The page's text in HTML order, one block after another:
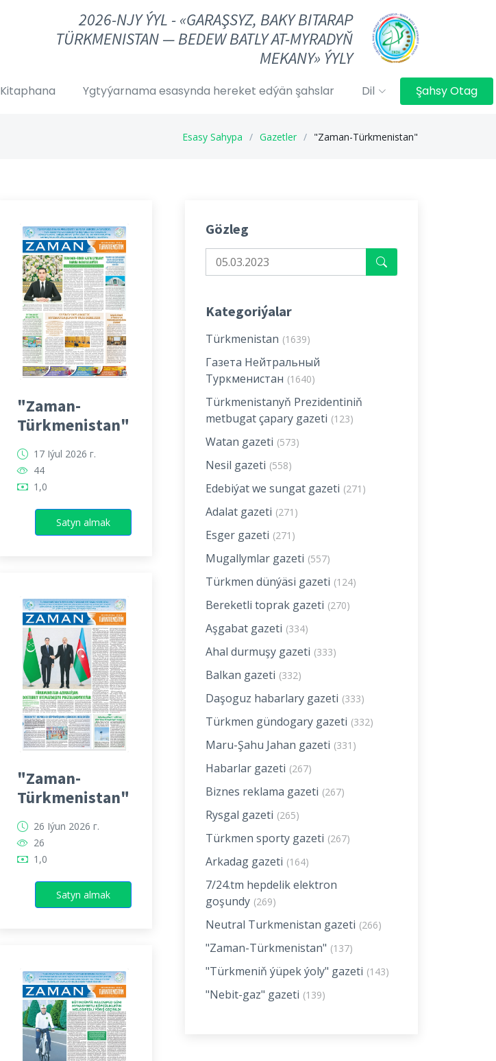
2026-NJY ÝYL - «GARAŞSYZ, BAKY BITARAP
TÜRKMENISTAN — BEDEW BATLY AT-MYRADYŇ
MEKANY» ÝYLY
Kitaphana Ygtyýarnama esasynda hereket edýän şahslar Dil Şahsy Otag
Esasy Sahypa Gazetler "Zaman-Türkmenistan"
"Zaman-
Türkmenistan"
17 Iýul 2026 г.
44
1,0
Satyn almak
"Zaman-
Türkmenistan"
26 Iýun 2026 г.
26
1,0
Satyn almak
Gözleg
Kategoriýalar
Türkmenistan (1639)
Газета Нейтральный
Туркменистан (1640)
Türkmenistanyň Prezidentiniň
metbugat çapary gazeti (123)
Watan gazeti (573)
Nesil gazeti (558)
Edebiýat we sungat gazeti (271)
Adalat gazeti (271)
Esger gazeti (271)
Mugallymlar gazeti (557)
Türkmen dünýäsi gazeti (124)
Bereketli toprak gazeti (270)
Aşgabat gazeti (334)
Ahal durmuşy gazeti (333)
Balkan gazeti (332)
Daşoguz habarlary gazeti (333)
Türkmen gündogary gazeti (332)
Maru-Şahu Jahan gazeti (331)
Habarlar gazeti (267)
Biznes reklama gazeti (267)
Rysgal gazeti (265)
Türkmen sporty gazeti (267)
Arkadag gazeti (164)
7/24.tm hepdelik elektron
goşundy (269)
Neutral Turkmenistan gazeti (266)
"Zaman-Türkmenistan" (137)
"Türkmeniň ýüpek ýoly" gazeti (143)
"Nebit-gaz" gazeti (139)